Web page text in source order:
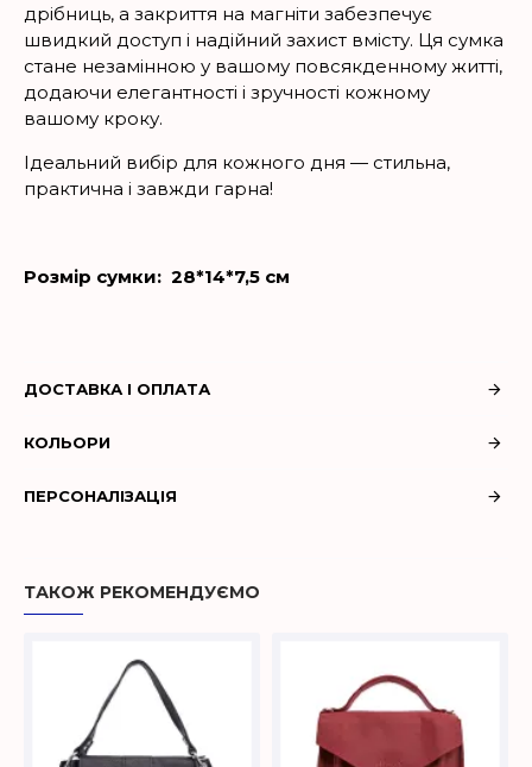
дрібниць, а закриття на магніти забезпечує
швидкий доступ і надійний захист вмісту. Ця сумка
стане незамінною у вашому повсякденному житті,
додаючи елегантності і зручності кожному
вашому кроку.
Ідеальний вибір для кожного дня — стильна,
практична і завжди гарна!
Розмір сумки: 28*14*7,5 см
ДОСТАВКА І ОПЛАТА
КОЛЬОРИ
ПЕРСОНАЛІЗАЦІЯ
ТАКОЖ РЕКОМЕНДУЄМО